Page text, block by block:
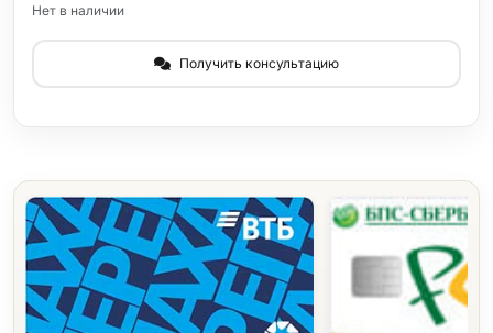
Нет в наличии
Получить консультацию